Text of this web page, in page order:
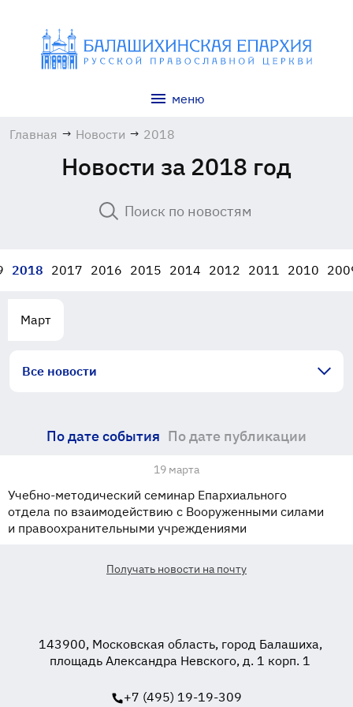
меню
Главная → Новости → 2018
Новости за 2018 год
2018 2017 2016 2015 2014 2012 2011 2010
Март
Все новости
По дате события По дате публикации
19 марта
Учебно-методический семинар Епархиального
отдела по взаимодействию с Вооруженными силами
и правоохранительными учреждениями
Получать новости на почту
143900, Московская область, город Балашиха,
площадь Александра Невского, д. 1 корп. 1
+7 (495) 19-19-309